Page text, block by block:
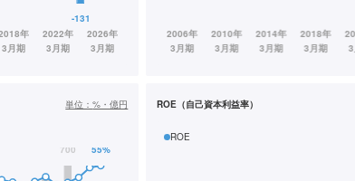
単位：%・億円 ROE（自己資本利益率）
ROE